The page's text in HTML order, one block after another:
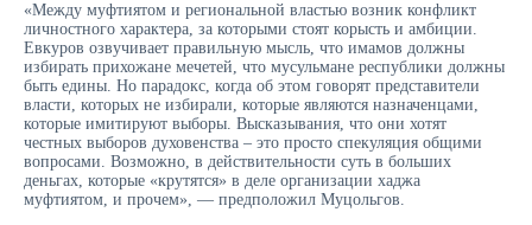
«Между муфтиятом и региональной властью возник конфликт
личностного характера, за которыми стоят корысть и амбиции.
Евкуров озвучивает правильную мысль, что имамов должны
избирать прихожане мечетей, что мусульмане республики должны
быть едины. Но парадокс, когда об этом говорят представители
власти, которых не избирали, которые являются назначенцами,
которые имитируют выборы. Высказывания, что они хотят
честных выборов духовенства – это просто спекуляция общими
вопросами. Возможно, в действительности суть в больших
деньгах, которые «крутятся» в деле организации хаджа
муфтиятом, и прочем», — предположил Муцольгов.